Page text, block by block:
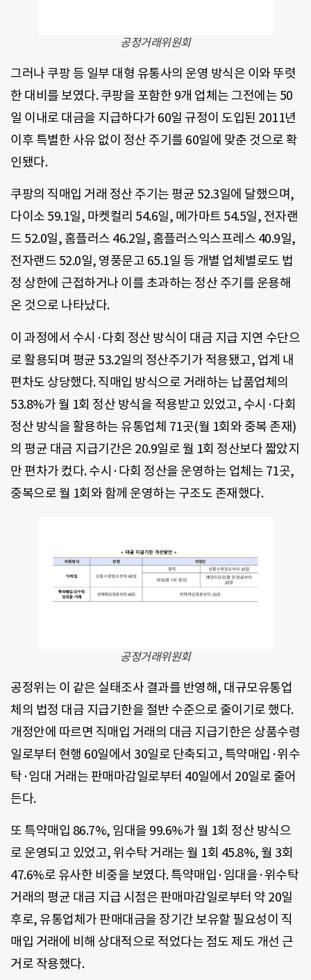
공정거래위원회
그러나 쿠팡 등 일부 대형 유통사의 운영 방식은 이와 뚜렷
한 대비를 보였다. 쿠팡을 포함한 9개 업체는 그전에는 50
일 이내로 대금을 지급하다가 60일 규정이 도입된 2011년
이후 특별한 사유 없이 정산 주기를 60일에 맞춘 것으로 확
인됐다.
쿠팡의 직매입 거래 정산 주기는 평균 52.3일에 달했으며,
다이소 59.1일, 마켓컬리 54.6일, 메가마트 54.5일, 전자랜
드 52.0일, 홈플러스 46.2일, 홈플러스익스프레스 40.9일,
전자랜드 52.0일, 영풍문고 65.1일 등 개별 업체별로도 법
정 상한에 근접하거나 이를 초과하는 정산 주기를 운용해
온 것으로 나타났다.
이 과정에서 수시·다회 정산 방식이 대금 지급 지연 수단으
로 활용되며 평균 53.2일의 정산주기가 적용됐고, 업계 내
편차도 상당했다. 직매입 방식으로 거래하는 납품업체의
53.8%가 월 1회 정산 방식을 적용받고 있었고, 수시·다회
정산 방식을 활용하는 유통업체 71곳(월 1회와 중복 존재)
의 평균 대금 지급기간은 20.9일로 월 1회 정산보다 짧았지
만 편차가 컸다. 수시·다회 정산을 운영하는 업체는 71곳,
중복으로 월 1회와 함께 운영하는 구조도 존재했다.
공정거래위원회
공정위는 이 같은 실태조사 결과를 반영해, 대규모유통업
체의 법정 대금 지급기한을 절반 수준으로 줄이기로 했다.
개정안에 따르면 직매입 거래의 대금 지급기한은 상품수령
일로부터 현행 60일에서 30일로 단축되고, 특약매입·위수
탁·임대 거래는 판매마감일로부터 40일에서 20일로 줄어
든다.
또 특약매입 86.7%, 임대을 99.6%가 월 1회 정산 방식으
로 운영되고 있었고, 위수탁 거래는 월 1회 45.8%, 월 3회
47.6%로 유사한 비중을 보였다. 특약매입·임대을·위수탁
거래의 평균 대금 지급 시점은 판매마감일로부터 약 20일
후로, 유통업체가 판매대금을 장기간 보유할 필요성이 직
매입 거래에 비해 상대적으로 적었다는 점도 제도 개선 근
거로 작용했다.